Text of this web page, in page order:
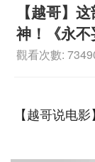
【越哥】
神！《永不
觀看次數:
【越哥说电影